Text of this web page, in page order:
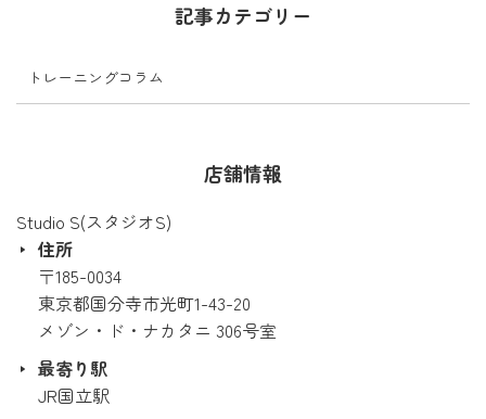
記事カテゴリー
トレーニングコラム
店舗情報
Studio S(スタジオS)
住所
〒185-0034
東京都国分寺市光町1-43-20
メゾン・ド・ナカタニ 306号室
最寄り駅
JR国立駅